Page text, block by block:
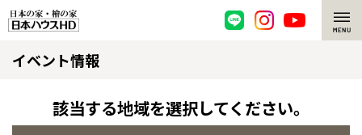
脱炭素・檜の家
環境にやさしい、脱炭素社会の住宅
選ばれる理由
イベント情報
該当する地域を選択してください。